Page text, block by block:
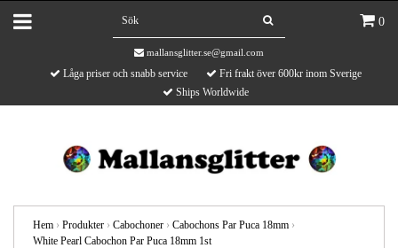
0
mallansglitter.se@gmail.com
Låga priser och snabb service
Fri frakt över 600kr inom Sverige
Ships Worldwide
Hem › Produkter › Cabochoner › Cabochons Par Puca 18mm ›
White Pearl Cabochon Par Puca 18mm 1st